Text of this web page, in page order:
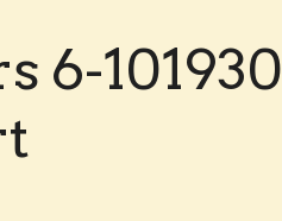
6-101930